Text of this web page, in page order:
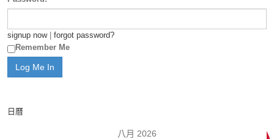
signup now| forgot password?
Remember Me
日曆
八月 2026